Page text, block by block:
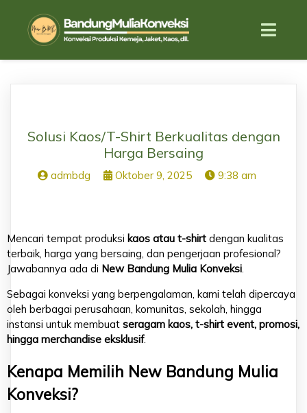
Solusi Kaos/T-Shirt Berkualitas dengan
Harga Bersaing
admbdg Oktober 9, 2025 9:38 am
Mencari tempat produksi kaos atau t-shirt dengan kualitas
terbaik, harga yang bersaing, dan pengerjaan profesional?
Jawabannya ada di New Bandung Mulia Konveksi.
Sebagai konveksi yang berpengalaman, kami telah dipercaya
oleh berbagai perusahaan, komunitas, sekolah, hingga
instansi untuk membuat seragam kaos, t-shirt event, promosi,
hingga merchandise eksklusif.
Kenapa Memilih New Bandung Mulia
Konveksi?